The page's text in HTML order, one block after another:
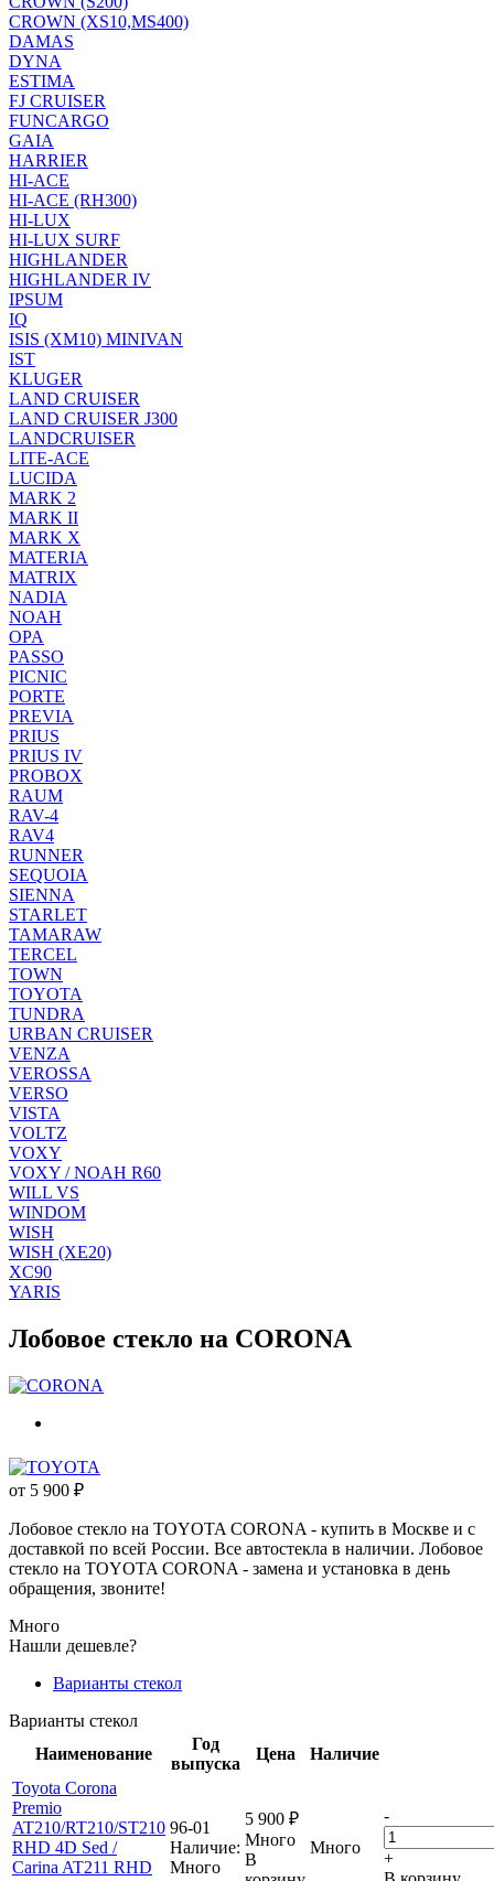
CROWN (XS10,MS400)
DAMAS
DYNA
ESTIMA
FJ CRUISER
FUNCARGO
GAIA
HARRIER
HI-ACE
HI-ACE (RH300)
HI-LUX
HI-LUX SURF
HIGHLANDER
HIGHLANDER IV
IPSUM
IQ
ISIS (XM10) MINIVAN
IST
KLUGER
LAND CRUISER
LAND CRUISER J300
LANDCRUISER
LITE-ACE
LUCIDA
MARK 2
MARK II
MARK X
MATERIA
MATRIX
NADIA
NOAH
OPA
PASSO
PICNIC
PORTE
PREVIA
PRIUS
PRIUS IV
PROBOX
RAUM
RAV-4
RAV4
RUNNER
SEQUOIA
SIENNA
STARLET
TAMARAW
TERCEL
TOWN
TOYOTA
TUNDRA
URBAN CRUISER
VENZA
VEROSSA
VERSO
VISTA
VOLTZ
VOXY
VOXY / NOAH R60
WILL VS
WINDOM
WISH
WISH (XE20)
XC90
YARIS
Лобовое стекло на CORONA
от 5 900 ₽
Лобовое стекло на TOYOTA CORONA - купить в Москве и с
доставкой по всей России. Все автостекла в наличии. Лобовое
стекло на TOYOTA CORONA - замена и установка в день
обращения, звоните!
Много
Нашли дешевле?
Варианты стекол
Варианты стекол
Наименование
Год
выпуска
Цена
Наличие
Toyota Corona
Premio
AT210/RT210/ST210
RHD 4D Sed /
Carina AT211 RHD
96-01
Наличие:
Много
5 900 ₽
Много
В
Много
-
+